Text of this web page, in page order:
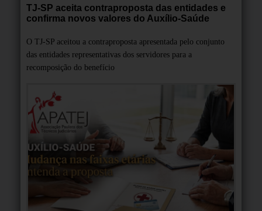
TJ-SP aceita contraproposta das entidades e
confirma novos valores do Auxílio-Saúde
O TJ-SP aceitou a contraproposta apresentada pelo conjunto
das entidades representativas dos servidores para a
recomposição do benefício